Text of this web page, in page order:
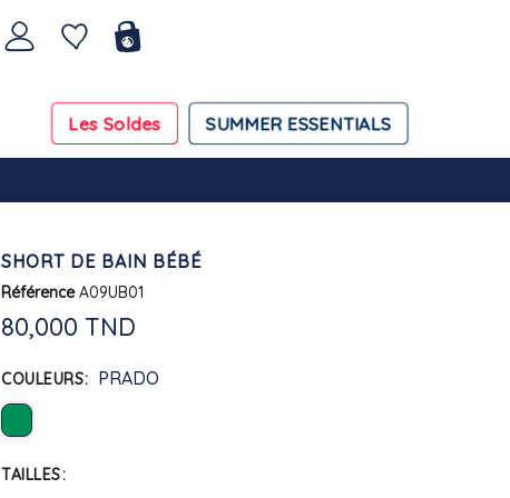
SUMMER ESSENTIALS
Les Soldes
SHORT DE BAIN BÉBÉ
Référence A09UB01
80,000 TND
COULEURS PRADO
TAILLES